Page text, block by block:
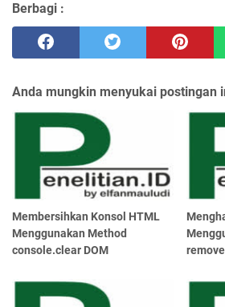
Berbagi :
Anda mungkin menyukai postingan
Membersihkan Konsol HTML
Menggunakan Method
console.clear DOM